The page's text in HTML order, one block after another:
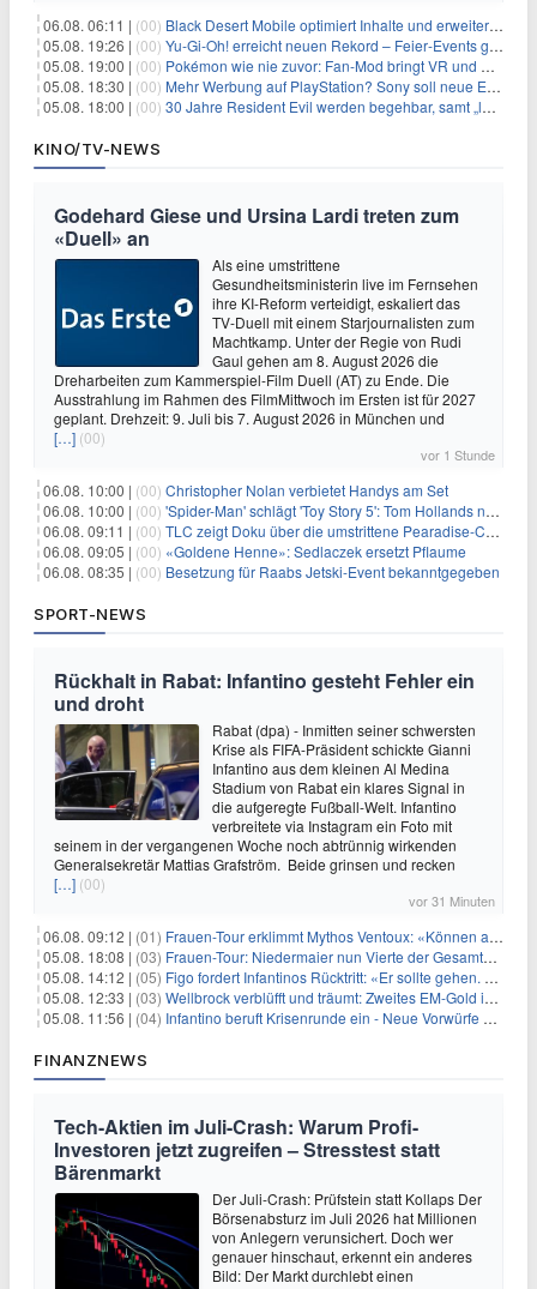
06.08. 06:11 | (00) Black Desert Mobile optimiert Inhalte und erweitert Treasure Access
05.08. 19:26 | (00) Yu‑Gi‑Oh! erreicht neuen Rekord – Feier‑Events gestartet
05.08. 19:00 | (00) Pokémon wie nie zuvor: Fan-Mod bringt VR und Ego-Perspektive nach Kanto
05.08. 18:30 | (00) Mehr Werbung auf PlayStation? Sony soll neue Einnahmequellen prüfen
05.08. 18:00 | (00) 30 Jahre Resident Evil werden begehbar, samt „lebensgroßem Leon“
KINO/TV-NEWS
Godehard Giese und Ursina Lardi treten zum
«Duell» an
Als eine umstrittene
Gesundheitsministerin live im Fernsehen
ihre KI-Reform verteidigt, eskaliert das
TV-Duell mit einem Starjournalisten zum
Machtkamp. Unter der Regie von Rudi
Gaul gehen am 8. August 2026 die
Dreharbeiten zum Kammerspiel-Film Duell (AT) zu Ende. Die
Ausstrahlung im Rahmen des FilmMittwoch im Ersten ist für 2027
geplant. Drehzeit: 9. Juli bis 7. August 2026 in München und
[…] (00)
vor 1 Stunde
06.08. 10:00 | (00) Christopher Nolan verbietet Handys am Set
06.08. 10:00 | (00) 'Spider-Man' schlägt 'Toy Story 5': Tom Hollands neuer Film bricht alle Rekorde
06.08. 09:11 | (00) TLC zeigt Doku über die umstrittene Pearadise-Community
06.08. 09:05 | (00) «Goldene Henne»: Sedlaczek ersetzt Pflaume
06.08. 08:35 | (00) Besetzung für Raabs Jetski-Event bekanntgegeben
SPORT-NEWS
Rückhalt in Rabat: Infantino gesteht Fehler ein
und droht
Rabat (dpa) - Inmitten seiner schwersten
Krise als FIFA-Präsident schickte Gianni
Infantino aus dem kleinen Al Medina
Stadium von Rabat ein klares Signal in
die aufgeregte Fußball-Welt. Infantino
verbreitete via Instagram ein Foto mit
seinem in der vergangenen Woche noch abtrünnig wirkenden
Generalsekretär Mattias Grafström. Beide grinsen und recken
[…] (00)
vor 31 Minuten
06.08. 09:12 | (01) Frauen-Tour erklimmt Mythos Ventoux: «Können alles schaffen»
05.08. 18:08 | (03) Frauen-Tour: Niedermaier nun Vierte der Gesamtwertung
05.08. 14:12 | (05) Figo fordert Infantinos Rücktritt: «Er sollte gehen. Jetzt»
05.08. 12:33 | (03) Wellbrock verblüfft und träumt: Zweites EM-Gold in Paris
05.08. 11:56 | (04) Infantino beruft Krisenrunde ein - Neue Vorwürfe gegen FIFA
FINANZNEWS
Tech-Aktien im Juli-Crash: Warum Profi-
Investoren jetzt zugreifen – Stresstest statt
Bärenmarkt
Der Juli-Crash: Prüfstein statt Kollaps Der
Börsenabsturz im Juli 2026 hat Millionen
von Anlegern verunsichert. Doch wer
genauer hinschaut, erkennt ein anderes
Bild: Der Markt durchlebt einen